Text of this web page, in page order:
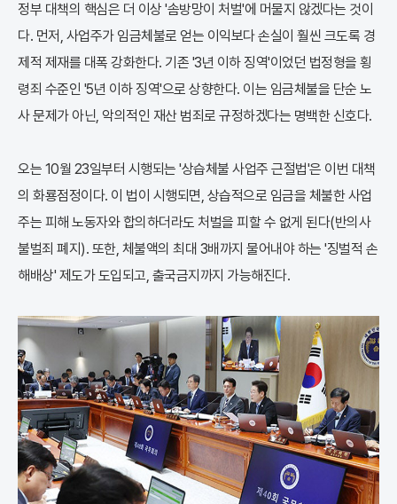
정부 대책의 핵심은 더 이상 '솜방망이 처벌'에 머물지 않겠다는 것이
다. 먼저, 사업주가 임금체불로 얻는 이익보다 손실이 훨씬 크도록 경
제적 제재를 대폭 강화한다. 기존 '3년 이하 징역'이었던 법정형을 횡
령죄 수준인 '5년 이하 징역'으로 상향한다. 이는 임금체불을 단순 노
사 문제가 아닌, 악의적인 재산 범죄로 규정하겠다는 명백한 신호다.
오는 10월 23일부터 시행되는 '상습체불 사업주 근절법'은 이번 대책
의 화룡점정이다. 이 법이 시행되면, 상습적으로 임금을 체불한 사업
주는 피해 노동자와 합의하더라도 처벌을 피할 수 없게 된다(반의사
불벌죄 폐지). 또한, 체불액의 최대 3배까지 물어내야 하는 '징벌적 손
해배상' 제도가 도입되고, 출국금지까지 가능해진다.